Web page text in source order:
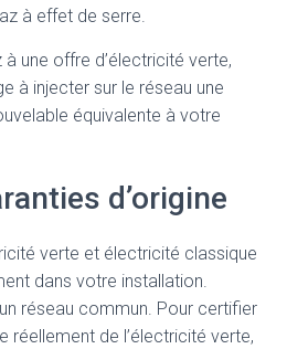
à effet de serre.
une offre d’électricité verte,
à injecter sur le réseau une
équivalente à votre
d’origine
verte et électricité classique
dans votre installation.
réseau commun. Pour certifier
réellement de l’électricité verte,